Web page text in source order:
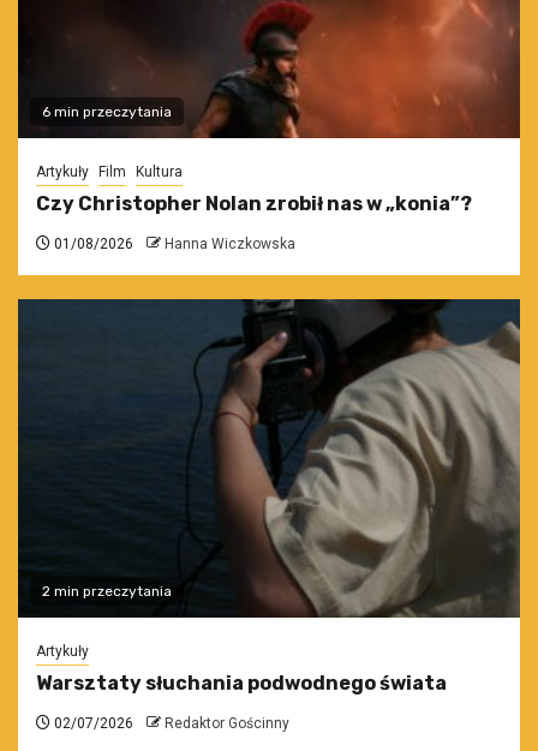
6 min przeczytania
Artykuły Film Kultura
Czy Christopher Nolan zrobił nas w „konia”?
01/08/2026 Hanna Wiczkowska
2 min przeczytania
Artykuły
Warsztaty słuchania podwodnego świata
02/07/2026 Redaktor Gościnny